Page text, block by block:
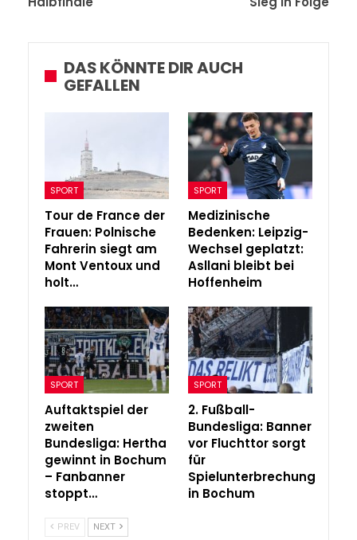
DAS KÖNNTE DIR AUCH
GEFALLEN
SPORT
Tour de France der
Frauen: Polnische
Fahrerin siegt am
Mont Ventoux und
holt…
SPORT
Medizinische
Bedenken: Leipzig-
Wechsel geplatzt:
Asllani bleibt bei
Hoffenheim
SPORT
Auftaktspiel der
zweiten
Bundesliga: Hertha
gewinnt in Bochum
– Fanbanner
stoppt…
SPORT
2. Fußball-
Bundesliga: Banner
vor Fluchttor sorgt
für
Spielunterbrechung
in Bochum
PREV NEXT